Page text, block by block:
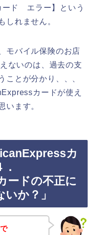
ード エラー】という
しれません。
モバイル保険のお店
ないのは、過去の支
ことが分かり、、、
カードが使え
います。
カ
ードの不正に
か？」